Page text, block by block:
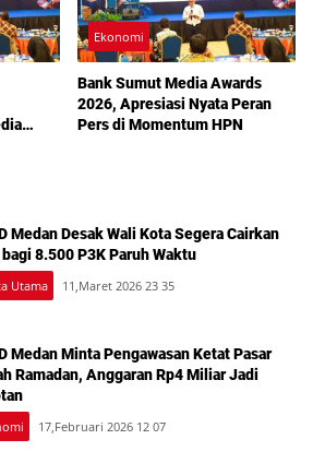
Ekonomi
Bank Sumut Media Awards
2026, Apresiasi Nyata Peran
Pers di Momentum HPN
Medan Desak Wali Kota Segera Cairkan
bagi 8.500 P3K Paruh Waktu
Utama 11,Maret 2026 23 35
Medan Minta Pengawasan Ketat Pasar
Ramadan, Anggaran Rp4 Miliar Jadi
17,Februari 2026 12 07